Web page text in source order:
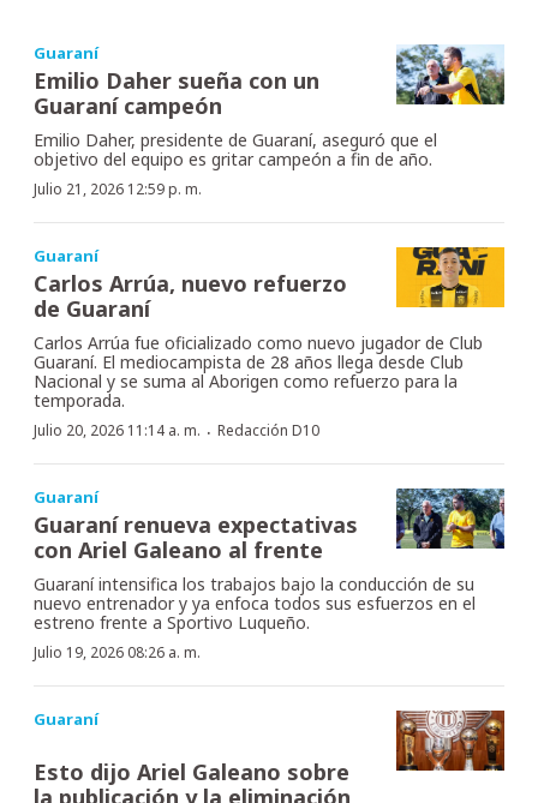
Guaraní
Emilio Daher sueña con un
Guaraní campeón
Emilio Daher, presidente de Guaraní, aseguró que el
objetivo del equipo es gritar campeón a fin de año.
Julio 21, 2026 12:59 p. m.
Guaraní
Carlos Arrúa, nuevo refuerzo
de Guaraní
Carlos Arrúa fue oficializado como nuevo jugador de Club
Guaraní. El mediocampista de 28 años llega desde Club
Nacional y se suma al Aborigen como refuerzo para la
temporada.
Julio 20, 2026 11:14 a. m. · Redacción D10
Guaraní
Guaraní renueva expectativas
con Ariel Galeano al frente
Guaraní intensifica los trabajos bajo la conducción de su
nuevo entrenador y ya enfoca todos sus esfuerzos en el
estreno frente a Sportivo Luqueño.
Julio 19, 2026 08:26 a. m.
Guaraní
Esto dijo Ariel Galeano sobre
la publicación y la eliminación